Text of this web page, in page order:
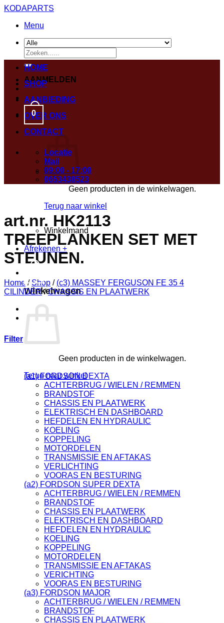
Ga
inhoud
KODAPARTS
Menu
Zoeken
naar:
AANMELDEN
0
Geen producten in de winkelwagen.
Terug naar winkel
Winkelmand
Afrekenen +
Winkelwagen
Geen producten in de winkelwagen.
Terug naar winkel
HOME
SHOP
AANBIEDING
OVER ONS
CONTACT
Locatie
Mail
09:00 - 17:00
0653438523
art.nr. HK2113
TREEPLANKEN SET MET
STEUNEN.
Home / Shop / (c3) MASSEY FERGUSON FE 35 4
CILINDER / CHASSIS EN PLAATWERK
Filter
(a1) FORDSON DEXTA
ACHTERBRUG / WIELEN / REMMEN
BRANDSTOF
CHASSIS EN PLAATWERK
ELEKTRISCH EN DASHBOARD
HEFDELEN EN HYDRAULIC
KOELING
KOPPELING
MOTORDELEN
TRANSMISSIE EN AFTAKAS
VERLICHTING
VOORAS EN BESTURING
(a2) FORDSON SUPER DEXTA
ACHTERBRUG / WIELEN / REMMEN
BRANDSTOF
CHASSIS EN PLAATWERK
ELEKTRISCH EN DASHBOARD
HEFDELEN EN HYDRAULIC
KOELING
KOPPELING
MOTORDELEN
TRANSMISSIE EN AFTAKAS
VERICHTING
VOORAS EN BESTURING
(a3) FORDSON MAJOR
ACHTERBRUG / WIELEN / REMMEN
BRANDSTOF
CHASSIS EN PLAATWERK